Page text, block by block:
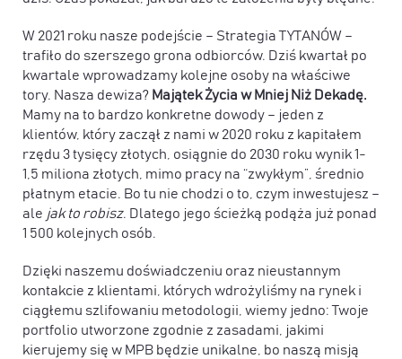
W 2021 roku nasze podejście – Strategia TYTANÓW –
trafiło do szerszego grona odbiorców. Dziś kwartał po
kwartale wprowadzamy kolejne osoby na właściwe
tory. Nasza dewiza? Majątek Życia w Mniej Niż Dekadę.
Mamy na to bardzo konkretne dowody – jeden z
klientów, który zaczął z nami w 2020 roku z kapitałem
rzędu 3 tysięcy złotych, osiągnie do 2030 roku wynik 1-
1,5 miliona złotych, mimo pracy na “zwykłym”, średnio
płatnym etacie. Bo tu nie chodzi o to, czym inwestujesz –
ale jak to robisz. Dlatego jego ścieżką podąża już ponad
1 500 kolejnych osób.
Dzięki naszemu doświadczeniu oraz nieustannym
kontakcie z klientami, których wdrożyliśmy na rynek i
ciągłemu szlifowaniu metodologii, wiemy jedno: Twoje
portfolio utworzone zgodnie z zasadami, jakimi
kierujemy się w MPB będzie unikalne, bo naszą misją